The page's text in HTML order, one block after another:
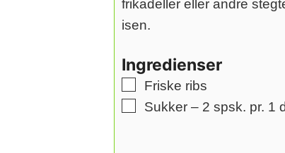
frikadeller eller andre
isen.
Ingredienser
▢
Friske ribs
▢
Sukker – 2 spsk. pr. 1